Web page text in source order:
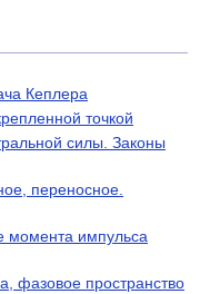
Кеплера
точкой
силы. Законы
переносное.
момента импульса
фазовое пространство